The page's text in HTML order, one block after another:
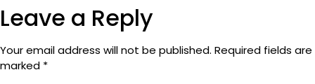
Leave a Reply
Your email address will not be published. Required fields are
marked *